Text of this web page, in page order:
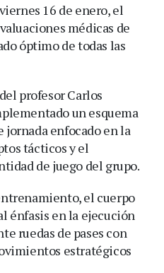
16 de enero, el
médicas de
óptimo de todas las
profesor Carlos
un esquema
enfocado en la
tácticos y el
de juego del grupo.
el cuerpo
énfasis en la ejecución
ruedas de pases con
estratégicos